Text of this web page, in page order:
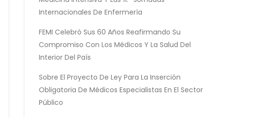
Internacionales De Enfermería
FEMI Celebró Sus 60 Años Reafirmando Su
Compromiso Con Los Médicos Y La Salud Del
Interior Del País
Sobre El Proyecto De Ley Para La Inserción
Obligatoria De Médicos Especialistas En El Sector
Público